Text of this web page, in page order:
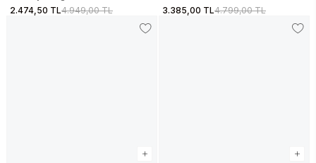
Detaylı Poplin Kadın Siyah Etek
DW0DW22299BDS
2.474,50 TL4.949,00 TL
W6RD38D6552-GVMD
3.385,00 TL4.799,00 TL